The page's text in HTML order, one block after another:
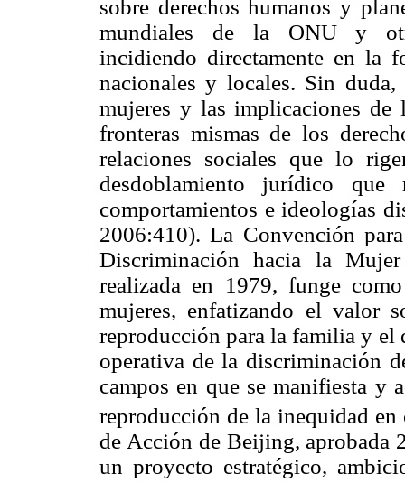
sobre derechos humanos y
mundiales de la ONU y
incidiendo directamente en la
nacionales y locales. Sin
mujeres y las implicaciones de
fronteras mismas de los
relaciones sociales que lo
desdoblamiento jurídico
comportamientos e ideologías
2006:410). La Convención
Discriminación hacia la
realizada en 1979, funge
mujeres, enfatizando el valor
reproducción para la familia y
operativa de la discriminación
campos en que se manifiesta
reproducción de la inequidad en
de Acción de Beijing, aprobada
un proyecto estratégico,